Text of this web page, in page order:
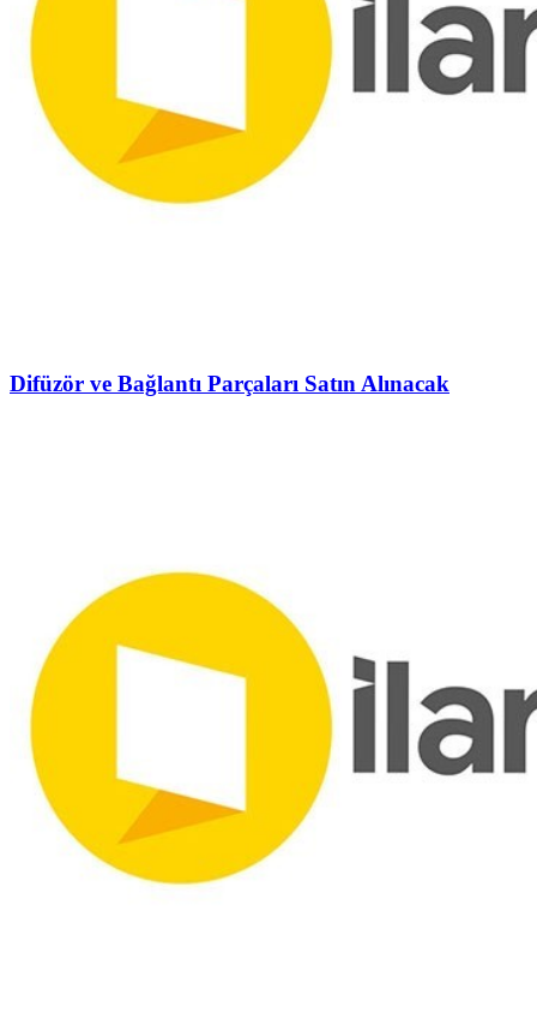
Difüzör ve Bağlantı Parçaları Satın Alınacak